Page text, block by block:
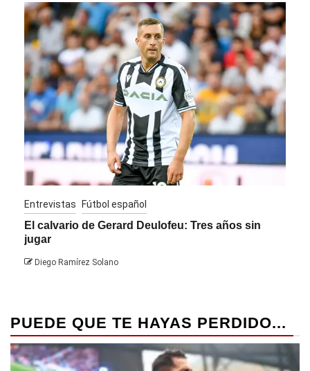
Entrevistas Fútbol español
El calvario de Gerard Deulofeu: Tres años sin
jugar
Diego Ramírez Solano
PUEDE QUE TE HAYAS PERDIDO...